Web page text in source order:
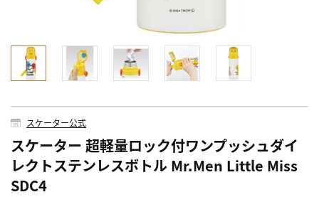
スケーター公式
スケーター 超軽量ロック付ワンプッシュダイ
レクトステンレスボトル Mr.Men Little Miss
SDC4